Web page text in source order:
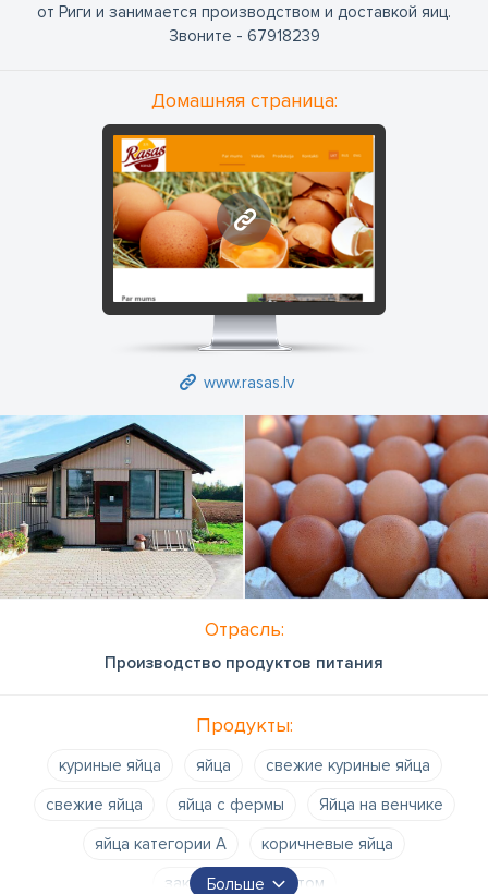
от Риги и занимается производством и доставкой яиц.
Звоните - 67918239
Домашняя страница:
www.rasas.lv
www.rasas.lv
Отрасль:
Производство продуктов питания
Продукты:
куриные яйца яйца
свежие куриные яйца
свежие яйца
яйца с фермы
Яйца на венчике
яйца категории А
коричневые яйца
заказаны яйца оптом
Больше